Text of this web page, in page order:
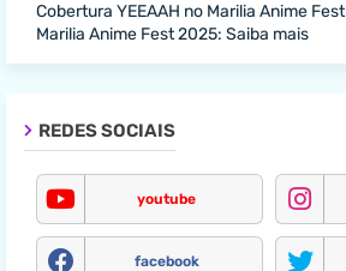
Cobertura YEEAAH no Marilia Anime Fest
Marilia Anime Fest 2025: Saiba mais
REDES SOCIAIS
youtube
facebook